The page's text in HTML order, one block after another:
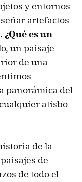
y entornos
artefactos
¿Qué es un
un paisaje
de una
panorámica del
atisbo
de la
de
de todo el